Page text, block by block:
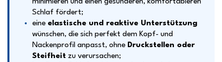
Schlaf fördert;
eine elastische und reaktive Unterstützung
wünschen, die sich perfekt dem Kopf- und
Nackenprofil anpasst, ohne Druckstellen oder
Steifheit zu verursachen;